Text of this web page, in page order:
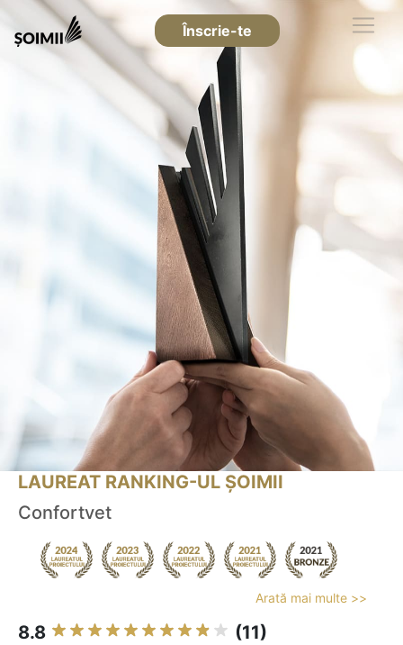
Înscrie-te
LAUREAT RANKING-UL ȘOIMII
Confortvet
Arată mai multe >>
8.8 (11)